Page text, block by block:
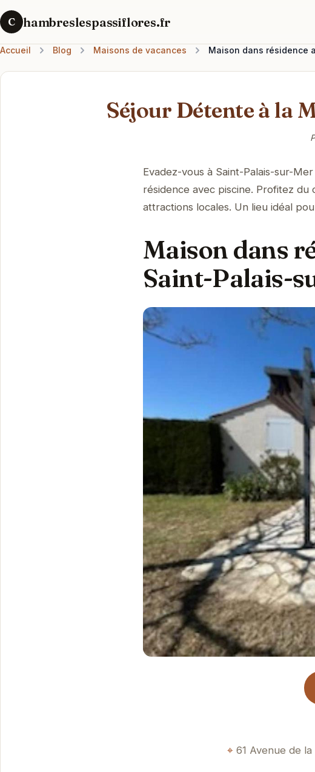
C hambreslespassiflores.fr
Accueil Blog Maisons de vacances Maison dans résidence
Séjour Détente à la
Evadez-vous à Saint-Palais-sur-
résidence avec piscine. Profitez
attractions locales. Un lieu idéal
Maison dans
Saint-Palais-
61 Avenue de